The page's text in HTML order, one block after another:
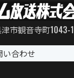
市観音寺町1043-1
い合わせ